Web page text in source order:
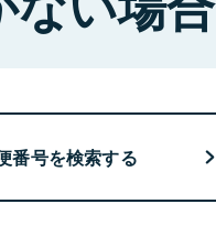
番号を検索する